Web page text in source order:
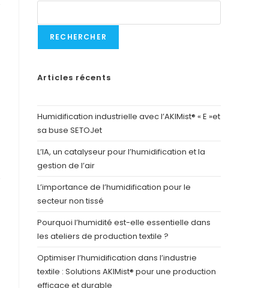
RECHERCHER
Articles récents
Humidification industrielle avec l’AKIMist® « E »et
sa buse SETOJet
L’IA, un catalyseur pour l’humidification et la
gestion de l’air
L’importance de l’humidification pour le
secteur non tissé
Pourquoi l’humidité est-elle essentielle dans
les ateliers de production textile ?
Optimiser l’humidification dans l’industrie
textile : Solutions AKIMist® pour une production
efficace et durable